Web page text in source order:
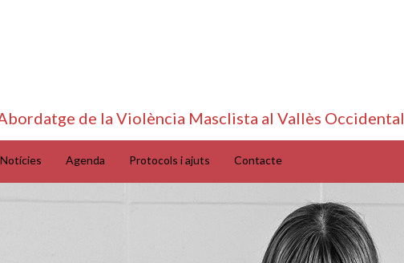
de la Violència Masclista al Vallès Occidental
Notícies Agenda Protocols i ajuts Contacte